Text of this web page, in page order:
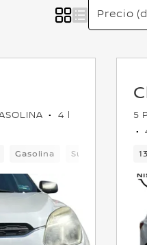
4 l
Gasolina Suv
5